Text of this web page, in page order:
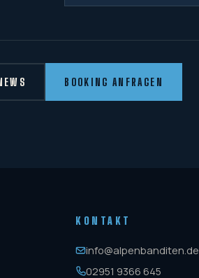
BOOKING ANFRAGEN
KONTAKT
info@alpenbanditen.de
02951 9366 645